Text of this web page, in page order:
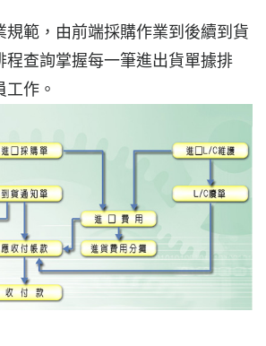
規範，由前端採購作業到後續到貨
程查詢掌握每一筆進出貨單據排
作。